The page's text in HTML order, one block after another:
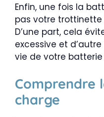
Enfin, une fois la
pas votre
D’une part, cela
excessive et
vie de votre
Comprendre
charge